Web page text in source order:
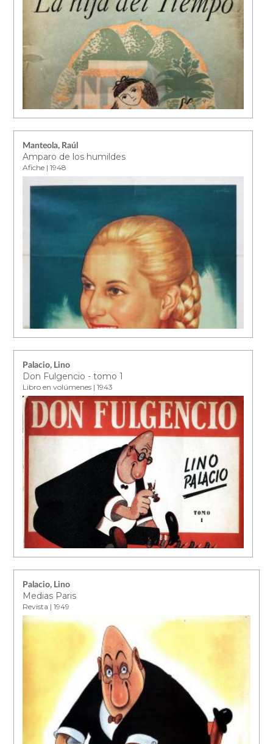
Manteola, Raúl
Amparo de los humildes
Afiche | 1948
Palacio, Lino
Don Fulgencio - tomo 1
Libro en volúmenes | 1943
Palacio, Lino
Medias Paris
Revista | 1949